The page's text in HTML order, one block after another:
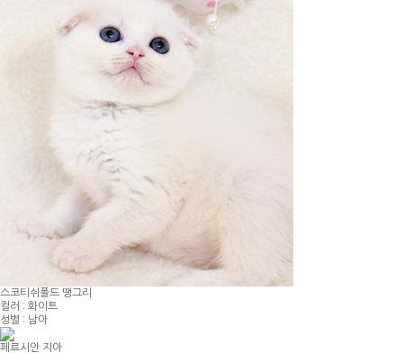
스코티쉬폴드 땡그리
컬러 : 화이트
성별 : 남아
페르시안 지아